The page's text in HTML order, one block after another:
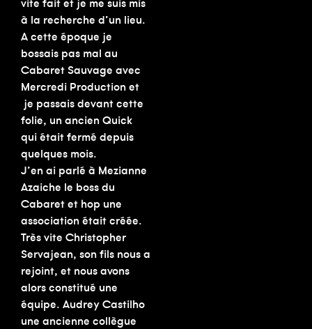
à la recherche d’un lieu.
A cette époque je
bossais pas mal au
Cabaret Sauvage avec
Mercredi Production et
je passais devant cette
folie, un ancien Quick
qui était fermé depuis
quelques mois.
J’en ai parlé à Mezianne
Azaiche le boss du
Cabaret et hop une
association était créée.
Très vite Christopher
Servajean, son fils nous a
rejoint, et nous avons
alors constitué une
équipe. Audrey Castilho
une ancienne collègue